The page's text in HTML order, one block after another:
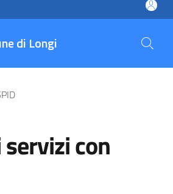
di Longi
con